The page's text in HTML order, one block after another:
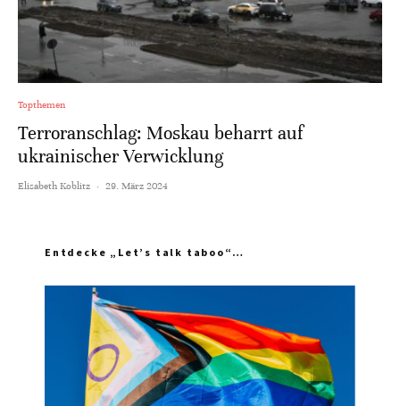
Topthemen
Terroranschlag: Moskau beharrt auf
ukrainischer Verwicklung
Elisabeth Koblitz · 29. März 2024
Entdecke „Let’s talk taboo“…